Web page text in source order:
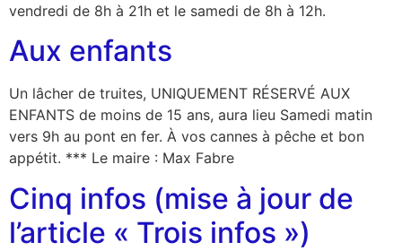
vendredi de 8h à 21h et le samedi de 8h à 12h.
Aux enfants
Un lâcher de truites, UNIQUEMENT RÉSERVÉ AUX
ENFANTS de moins de 15 ans, aura lieu Samedi matin
vers 9h au pont en fer. À vos cannes à pêche et bon
appétit. *** Le maire : Max Fabre
Cinq infos (mise à jour de
l’article « Trois infos »)